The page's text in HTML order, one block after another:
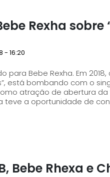
Rexha sobre
- 16:20
para Bebe Rexha. Em
está bombando com o
atração de abertura da
teve a oportunidade de
Bebe Rhexa e